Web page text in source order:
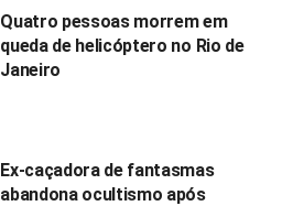
Quatro pessoas morrem em
queda de helicóptero no Rio de
Janeiro
Ex-caçadora de fantasmas
abandona ocultismo após